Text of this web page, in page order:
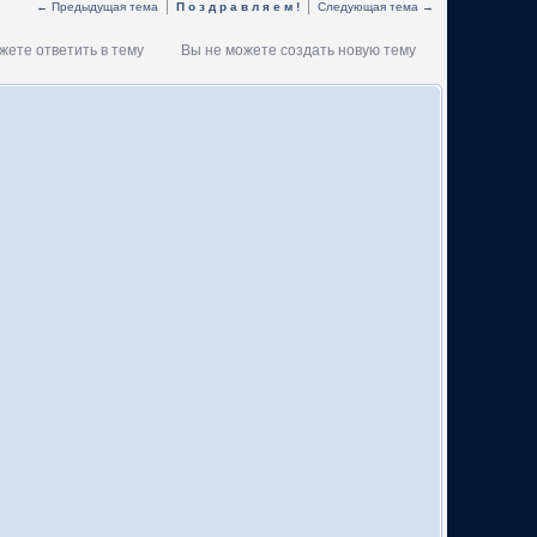
← Предыдущая тема П о з д р а в л я е м ! Следующая тема →
Вы не можете создать новую тему
ответить в тему